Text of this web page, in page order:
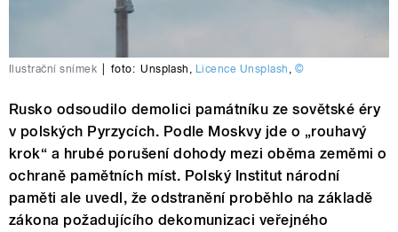
Ilustrační snímek foto: Unsplash , Licence Unsplash , ©
Rusko odsoudilo demolici památníku ze sovětské éry
v polských Pyrzycích. Podle Moskvy jde o „rouhavý
krok“ a hrubé porušení dohody mezi oběma zeměmi o
ochraně pamětních míst. Polský Institut národní
paměti ale uvedl, že odstranění proběhlo na základě
zákona požadujícího dekomunizaci veřejného